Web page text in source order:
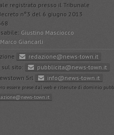
registrato presso il Tribunale
n°3 del 6 giugno 2013
Giustino Masciocco
Marco Giancarli
redazione@news-town.it
sito:
pubblicita@news-town.it
Srl info@news-town.it
essere prese dal web e ritenute di dominio
town.it